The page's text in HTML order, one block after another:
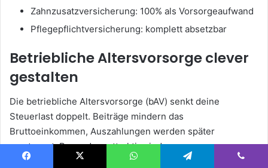
Zahnzusatzversicherung: 100% als Vorsorgeaufwand
Pflegepflichtversicherung: komplett absetzbar
Betriebliche Altersvorsorge clever
gestalten
Die betriebliche Altersvorsorge (bAV) senkt deine
Steuerlast doppelt. Beiträge mindern das
Bruttoeinkommen, Auszahlungen werden später
versteuert. Besonders attraktiv sind
Entgeltumwandlungsmodelle.